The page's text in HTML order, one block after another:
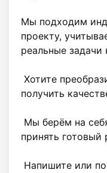
Мы подходим
проекту,
реальные задачи
получить
принять готовый